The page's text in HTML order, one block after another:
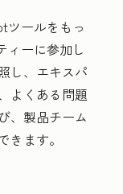
ツールをもっ
ィーに参加し
し、エキスパ
よくある問題
、製品チーム
きます。